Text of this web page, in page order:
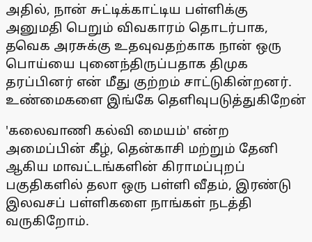
அதில், நான் சுட்டிக்காட்டிய பள்ளிக்கு
அனுமதி பெறும் விவகாரம் தொடர்பாக,
தவெக அரசுக்கு உதவுவதற்காக நான் ஒரு
பொய்யை புனைந்திருப்பதாக திமுக
தரப்பினர் என் மீது குற்றம் சாட்டுகின்றனர்.
உண்மைகளை இங்கே தெளிவுபடுத்துகிறேன்
'கலைவாணி கல்வி மையம்' என்ற
அமைப்பின் கீழ், தென்காசி மற்றும் தேனி
ஆகிய மாவட்டங்களின் கிராமப்புறப்
பகுதிகளில் தலா ஒரு பள்ளி வீதம், இரண்டு
இலவசப் பள்ளிகளை நாங்கள் நடத்தி
வருகிறோம்.